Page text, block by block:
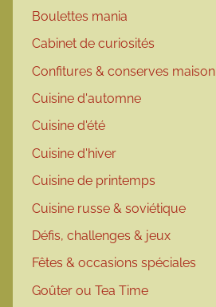
Boulettes mania
Cabinet de curiosités
Confitures & conserves maison
Cuisine d'automne
Cuisine d'été
Cuisine d'hiver
Cuisine de printemps
Cuisine russe & soviétique
Défis, challenges & jeux
Fêtes & occasions spéciales
Goûter ou Tea Time